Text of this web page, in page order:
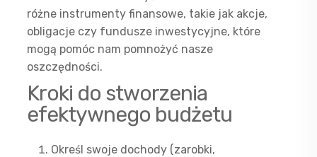
różne instrumenty finansowe, takie jak akcje,
obligacje czy fundusze inwestycyjne, które
mogą pomóc nam pomnożyć nasze
oszczędności.
Kroki do stworzenia
efektywnego budżetu
Określ swoje dochody (zarobki,